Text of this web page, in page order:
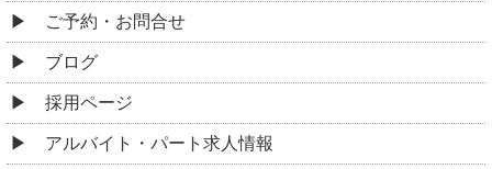
ご予約・お問合せ
ブログ
採用ページ
アルバイト・パート求人情報